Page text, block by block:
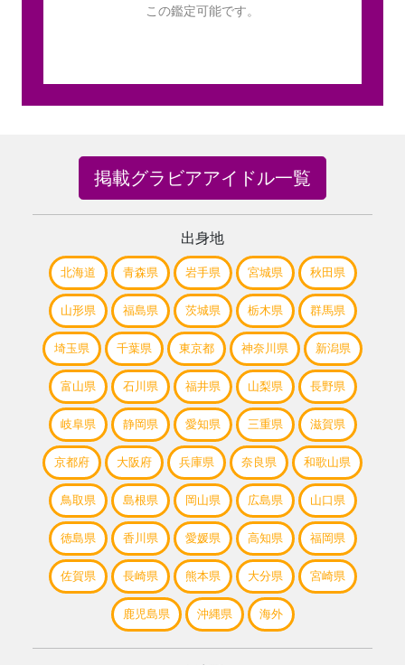
この鑑定可能です。
掲載グラビアアイドル一覧
出身地
北海道 青森県 岩手県 宮城県 秋田県
山形県 福島県 茨城県 栃木県 群馬県
埼玉県 千葉県 東京都 神奈川県 新潟県
富山県 石川県 福井県 山梨県 長野県
岐阜県 静岡県 愛知県 三重県 滋賀県
京都府 大阪府 兵庫県 奈良県 和歌山県
鳥取県 島根県 岡山県 広島県 山口県
徳島県 香川県 愛媛県 高知県 福岡県
佐賀県 長崎県 熊本県 大分県 宮崎県
鹿児島県 沖縄県 海外